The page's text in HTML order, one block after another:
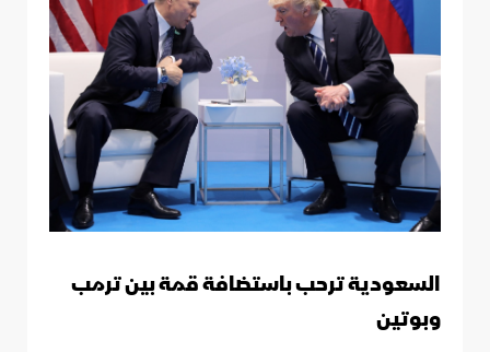
السعودية ترحب باستضافة قمة بين ترمب
وبوتين